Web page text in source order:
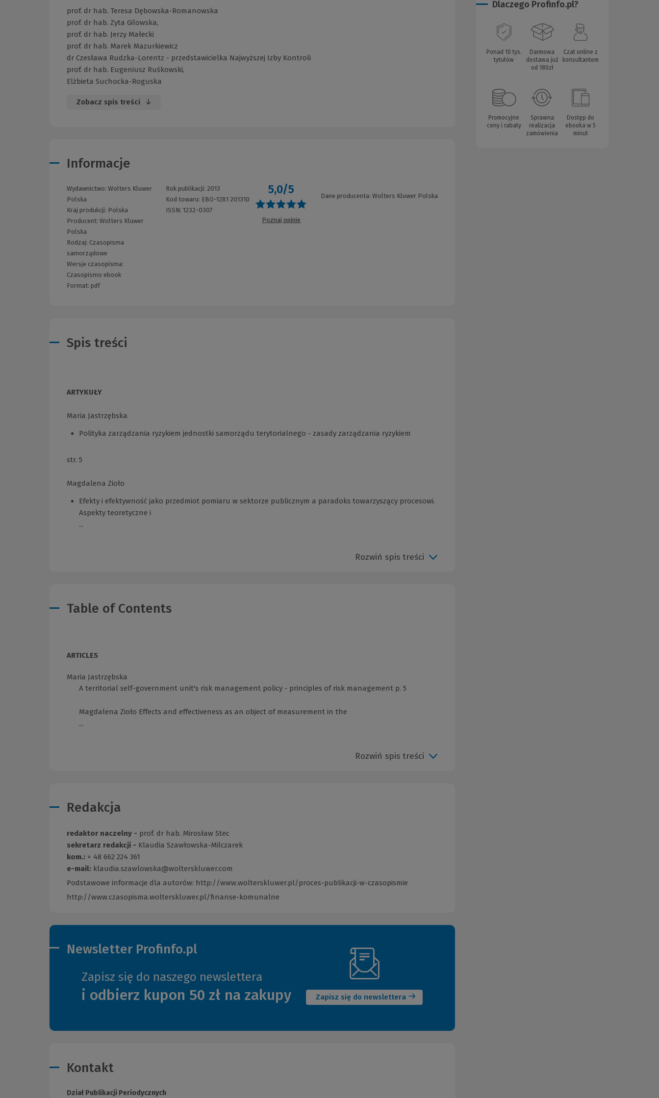
prof. dr hab. Teresa Dębowska-Romanowska
prof. dr hab. Zyta Gilowska,
prof. dr hab. Jerzy Małecki
prof. dr hab. Marek Mazurkiewicz
dr Czesława Rudzka-Lorentz - przedstawicielka Najwyższej Izby Kontroli
prof. dr hab. Eugeniusz Ruśkowski,
Elżbieta Suchocka-Roguska
Zobacz spis treści
Informacje
Wydawnictwo: Wolters Kluwer
Polska
Kraj produkcji: Polska
Producent: Wolters Kluwer
Polska
Rodzaj: Czasopisma
samorządowe
Wersje czasopisma:
Czasopismo ebook
Format: pdf
Rok publikacji: 2013
Kod towaru: EBO-1281 201310
ISSN: 1232-0307
5,0/5
Poznaj opinie
Dane producenta: Wolters Kluwer Polska
Spis treści
ARTYKUŁY
Maria Jastrzębska
Polityka zarządzania ryzykiem jednostki samorządu terytorialnego - zasady zarządzania ryzykiem
str. 5
Magdalena Zioło
Efekty i efektywność jako przedmiot pomiaru w sektorze publicznym a paradoks towarzyszący procesowi.
Aspekty teoretyczne i
...
Rozwiń spis treści
Table of Contents
ARTICLES
Maria Jastrzębska
A territorial self-government unit's risk management policy - principles of risk management p. 5
Magdalena Zioło Effects and effectiveness as an object of measurement in the
...
Rozwiń spis treści
Redakcja
redaktor naczelny - prof. dr hab. Mirosław Stec
sekretarz redakcji - Klaudia Szawłowska-Milczarek
kom.: + 48 662 224 361
e-mail: klaudia.szawlowska@wolterskluwer.com
Podstawowe informacje dla autorów: http://www.wolterskluwer.pl/proces-publikacji-w-czasopismie
http://www.czasopisma.wolterskluwer.pl/finanse-komunalne
Newsletter Profinfo.pl
Zapisz się do naszego newslettera
i odbierz kupon 50 zł na zakupy Zapisz się do newslettera
okno)
Kontakt
Dział Publikacji Periodycznych
Dlaczego Profinfo.pl?
Ponad 10 tys.
tytułów
Darmowa
dostawa już
od 180zł
Czat online z
konsultantem
Promocyjne
ceny i rabaty
Sprawna
realizacja
zamówienia
Dostęp do
ebooka w 5
minut